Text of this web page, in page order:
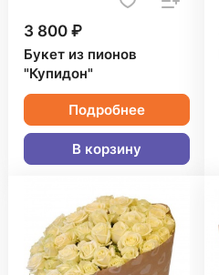
3 800 ₽
Букет из пионов
"Купидон"
Подробнее
В корзину